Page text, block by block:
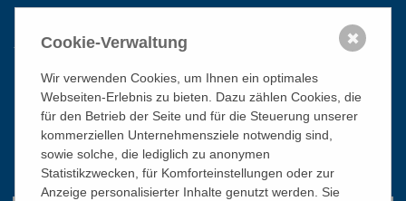
Katholisches Bildungswerk Wien
1010 Wien, Stephansplatz 3
01/51 552-3320
office@bildungswerk.at
Cookie-Verwaltung
Wir verwenden Cookies, um Ihnen ein optimales
Webseiten-Erlebnis zu bieten. Dazu zählen Cookies, die
für den Betrieb der Seite und für die Steuerung unserer
kommerziellen Unternehmensziele notwendig sind,
sowie solche, die lediglich zu anonymen
Statistikzwecken, für Komforteinstellungen oder zur
Anzeige personalisierter Inhalte genutzt werden. Sie
✖